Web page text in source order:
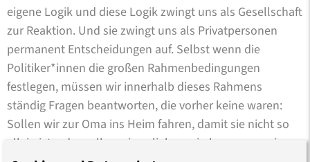
eigene Logik und diese Logik zwingt uns als Gesellschaft
zur Reaktion. Und sie zwingt uns als Privatpersonen
permanent Entscheidungen auf. Selbst wenn die
Politiker*innen die großen Rahmenbedingungen
festlegen, müssen wir innerhalb dieses Rahmens
ständig Fragen beantworten, die vorher keine waren:
Sollen wir zur Oma ins Heim fahren, damit sie nicht so
allein ist, oder sollen wir es lieber sein lassen, um sie